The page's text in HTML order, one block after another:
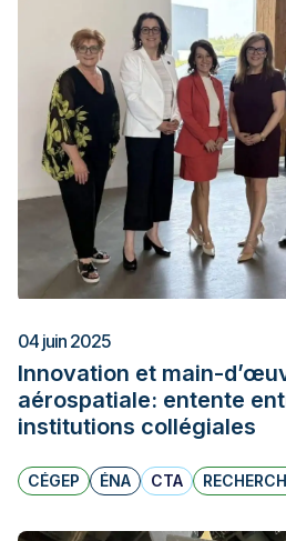
04 juin 2025
Innovation et main-
aérospatiale: entente
institutions collégiales
CÉGEP ÉNA CTA